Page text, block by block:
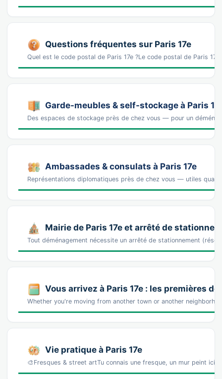
Questions fréquentes sur Paris 17e
Quel est le code postal de Paris 17e ?Le code postal de Paris
Garde-meubles & self-stockage à Paris
Des espaces de stockage près de chez vous — pour un
Ambassades & consulats à Paris 17e
Représentations diplomatiques près de chez vous — utiles
Mairie de Paris 17e et arrêté de
Tout déménagement nécessite un arrêté de stationnement
Vous arrivez à Paris 17e : les premières
Whether you're moving from another town or another
Vie pratique à Paris 17e
🎨Fresques & street artTu connais une fresque, un mur peint ici